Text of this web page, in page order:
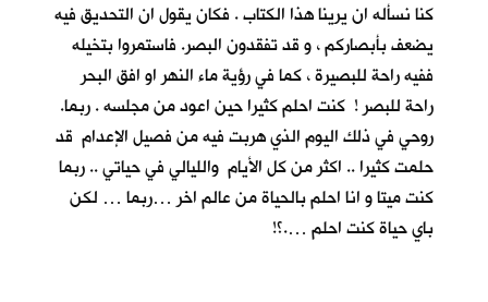
كنا نسأله ان يرينا هذا الكتاب . فكان يقول ان التحديق فيه
يضعف بأبصاركم ، و قد تفقدون البصر. فاستمروا بتخيله
ففيه راحة للبصيرة ، كما في رؤية ماء النهر او افق البحر
راحة للبصر ! كنت احلم كثيرا حين اعود من مجلسه . ربما.
روحي في ذلك اليوم الذي هربت فيه من فصيل الإعدام قد
حلمت كثيرا .. اكثر من كل الأيام والليالي في حياتي .. ربما
كنت ميتا و انا احلم بالحياة من عالم اخر …ربما … لكن
باي حياة كنت احلم ….؟!